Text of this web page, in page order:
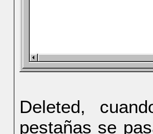
Deleted,
pestañas se